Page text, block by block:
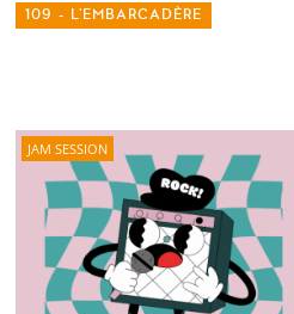
109 - L'EMBARCADÈRE
JAM SESSION